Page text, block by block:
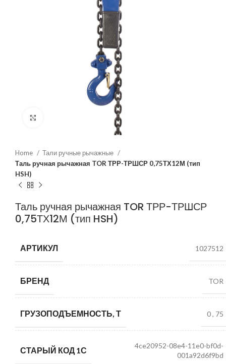
Нажмите, чтобы увеличить
Home
Тали ручные рычажные
Таль ручная рычажная TOR ТРР-ТРШСР 0,75ТХ12М (тип
HSH)
Таль ручная рычажная TOR ТРР-ТРШСР
0,75ТХ12М (тип HSH)
АРТИКУЛ 1027512
БРЕНД TOR
ГРУЗОПОДЪЕМНОСТЬ, Т 0, 75
СТАРЫЙ КОД 1С
4ce20952-08e4-11e0-bf0d-
001a92d6f9bd